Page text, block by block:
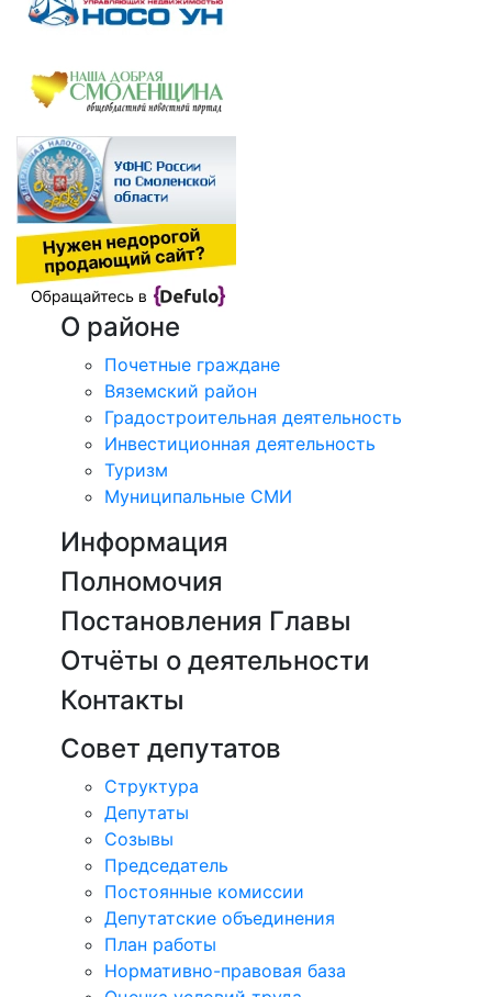
О районе
Почетные граждане
Вяземский район
Градостроительная деятельность
Инвестиционная деятельность
Туризм
Муниципальные СМИ
Информация
Полномочия
Постановления Главы
Отчёты о деятельности
Контакты
Совет депутатов
Структура
Депутаты
Созывы
Председатель
Постоянные комиссии
Депутатские объединения
План работы
Нормативно-правовая база